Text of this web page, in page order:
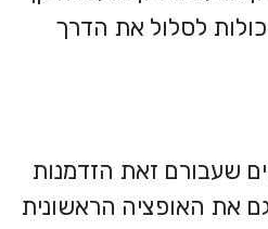
לסלול את הדרך
שעבורם זאת הזדמנות
את האופציה הראשונית